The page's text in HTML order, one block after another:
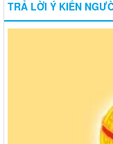
TRẢ LỜI Ý KIẾN